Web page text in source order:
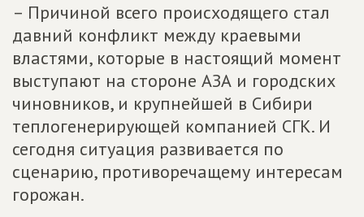
– Причиной всего происходящего стал
давний конфликт между краевыми
властями, которые в настоящий момент
выступают на стороне АЗА и городских
чиновников, и крупнейшей в Сибири
теплогенерирующей компанией СГК. И
сегодня ситуация развивается по
сценарию, противоречащему интересам
горожан.